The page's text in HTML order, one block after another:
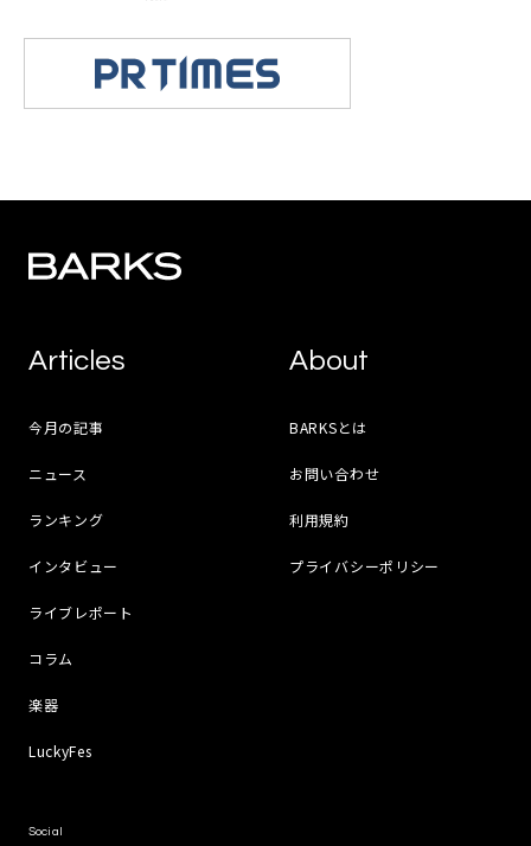
Articles
今月の記事
ニュース
ランキング
インタビュー
ライブレポート
コラム
楽器
LuckyFes
About
BARKSとは
お問い合わせ
利用規約
プライバシーポリシー
Social